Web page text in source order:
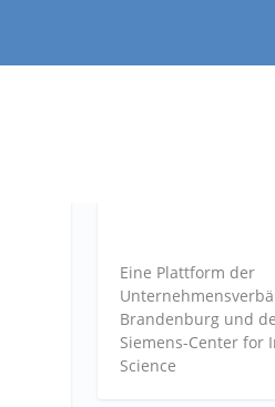
Eine Plattform der
Brandenburg und
Siemens-Center for
Science